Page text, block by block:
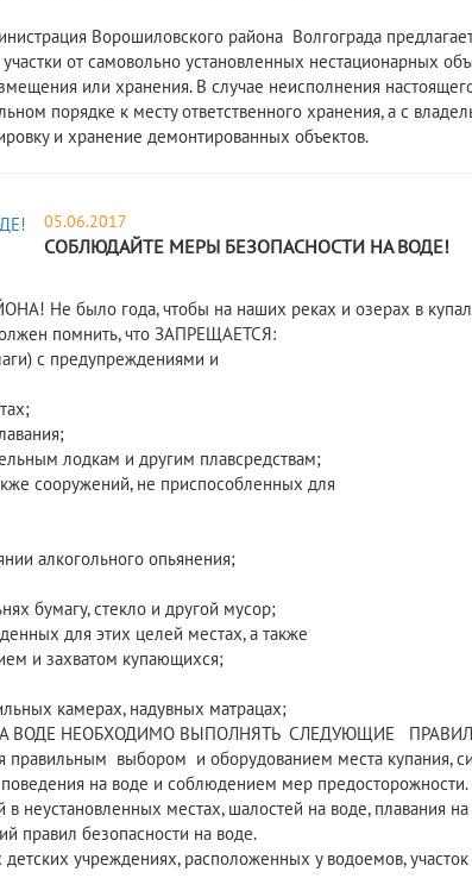
Ворошиловского района Волгограда предлагает
от самовольно установленных нестационарных
или хранения. В случае неисполнения
порядке к месту ответственного хранения, а с
и хранение демонтированных объектов.
05.06.2017
СОБЛЮДАЙТЕ МЕРЫ БЕЗОПАСНОСТИ НА ВОДЕ!
было года, чтобы на наших реках и озерах в
помнить, что ЗАПРЕЩАЕТСЯ:
с предупреждениями и
лодкам и другим плавсредствам;
сооружений, не приспособленных для
алкогольного опьянения;
бумагу, стекло и другой мусор;
для этих целей местах, а также
и захватом купающихся;
камерах, надувных матрацах;
ВОДЕ НЕОБХОДИМО ВЫПОЛНЯТЬ СЛЕДУЮЩИЕ
выбором и оборудованием места купания,
на воде и соблюдением мер предосторожности.
в неустановленных местах, шалостей на воде, плавания
правил безопасности на воде.
учреждениях, расположенных у водоемов,